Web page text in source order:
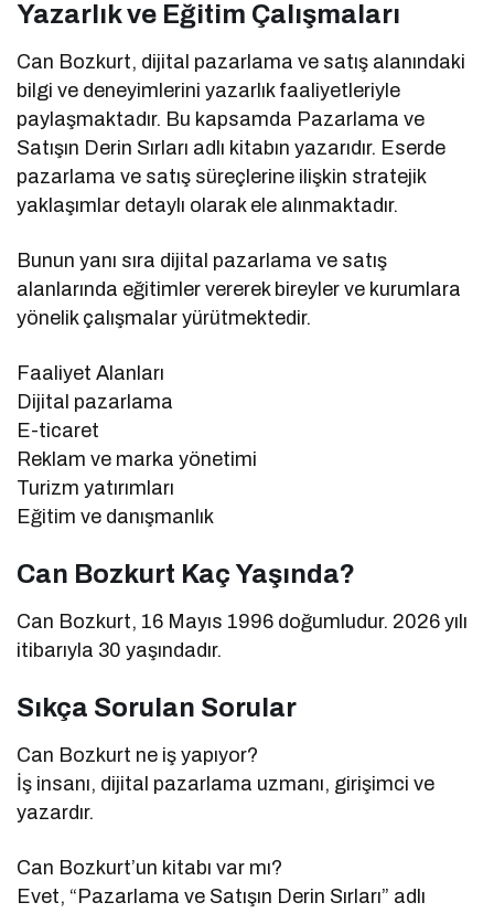
Yazarlık ve Eğitim Çalışmaları
Can Bozkurt, dijital pazarlama ve satış alanındaki
bilgi ve deneyimlerini yazarlık faaliyetleriyle
paylaşmaktadır. Bu kapsamda Pazarlama ve
Satışın Derin Sırları adlı kitabın yazarıdır. Eserde
pazarlama ve satış süreçlerine ilişkin stratejik
yaklaşımlar detaylı olarak ele alınmaktadır.
Bunun yanı sıra dijital pazarlama ve satış
alanlarında eğitimler vererek bireyler ve kurumlara
yönelik çalışmalar yürütmektedir.
Faaliyet Alanları
Dijital pazarlama
E-ticaret
Reklam ve marka yönetimi
Turizm yatırımları
Eğitim ve danışmanlık
Can Bozkurt Kaç Yaşında?
Can Bozkurt, 16 Mayıs 1996 doğumludur. 2026 yılı
itibarıyla 30 yaşındadır.
Sıkça Sorulan Sorular
Can Bozkurt ne iş yapıyor?
İş insanı, dijital pazarlama uzmanı, girişimci ve
yazardır.
Can Bozkurt’un kitabı var mı?
Evet, “Pazarlama ve Satışın Derin Sırları” adlı